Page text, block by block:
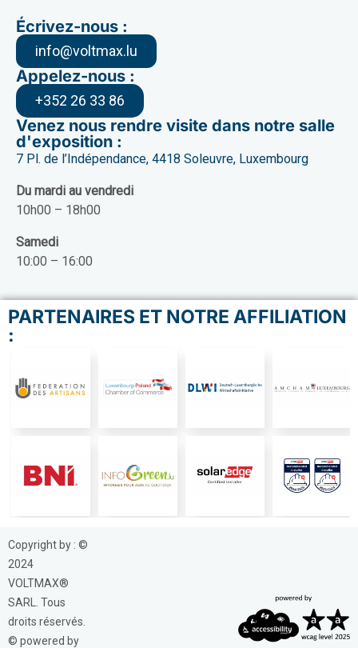
Écrivez-nous :
info@voltmax.lu
Appelez-nous :
+352 26 33 86
Venez nous rendre visite dans notre salle
d'exposition :
7 Pl. de l’Indépendance, 4418 Soleuvre, Luxembourg
Du mardi au vendredi
10h00 – 18h00
Samedi
10:00 – 16:00
PARTENAIRES ET NOTRE AFFILIATION
:
Copyright by : ©
2024
VOLTMAX®
SARL. Tous
droits réservés.
© powered by